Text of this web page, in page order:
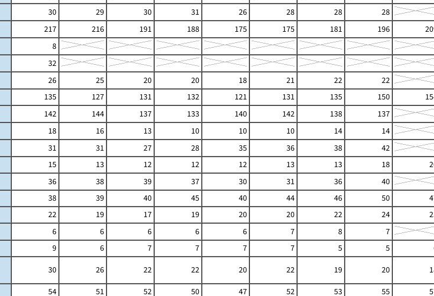
30 29 30 31 26 28 28
28
217 216 191 188 175 175 181 196
8
32
26 25 20 20 18 21 22
22
135 127 131 132 121 131 135 150
142 144 137 133 140 142 138
137
18 16 13 10 10 10 14
14
31 31 27 28 35 36 38
42
15 13 12 12 12 13 13 18
36 38 39 37 30 31 36
40
38 39 40 45 40 44 46 50
22 19 17 19 20 20 22 24
6 6 6 6 6 7 8
7
9 6 7 7 7 7 5 5
30 26 22 22 20 22 19 20
54 51 52 50 47 52 53 55